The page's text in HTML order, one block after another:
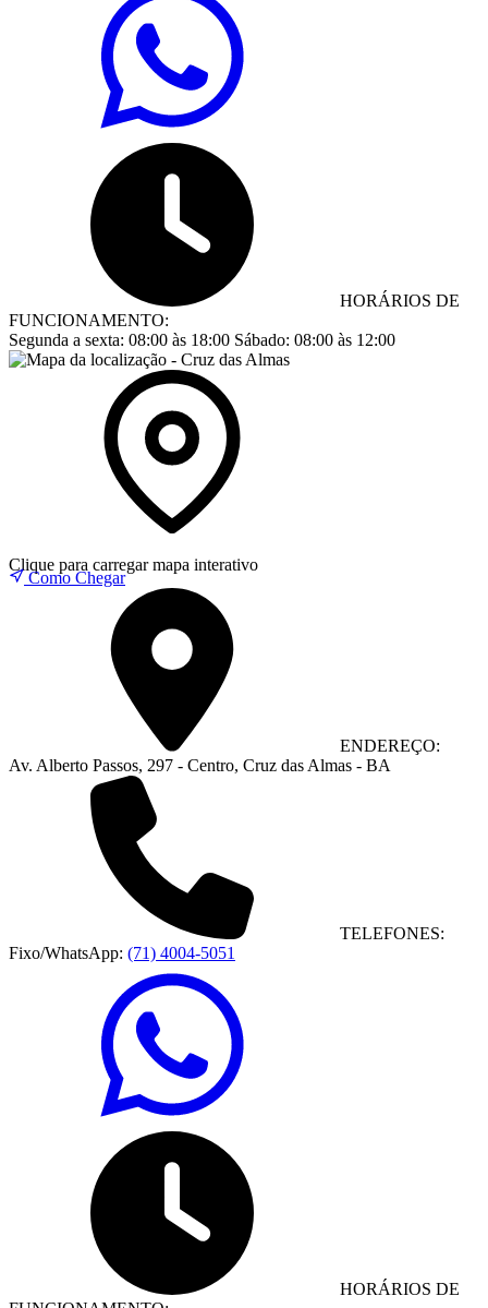
HORÁRIOS DE
FUNCIONAMENTO:
Segunda a sexta: 08:00 às 18:00 Sábado: 08:00 às 12:00
Clique para carregar mapa interativo
Como Chegar
ENDEREÇO:
Av. Alberto Passos, 297 - Centro, Cruz das Almas - BA
TELEFONES:
Fixo/WhatsApp: (71) 4004-5051
HORÁRIOS DE